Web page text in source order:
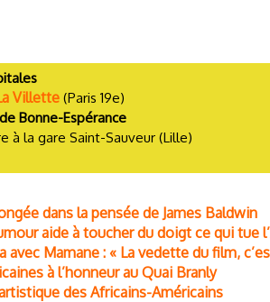
Villette (Paris 19e)
Bonne-Espérance
à la gare Saint-Sauveur (Lille)
dans la pensée de James Baldwin
aide à toucher du doigt ce qui tue
avec Mamane : « La vedette du film,
à l’honneur au Quai Branly
des Africains-Américains